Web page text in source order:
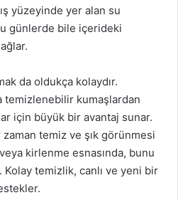
yüzeyinde yer alan su
günlerde bile içerideki
da oldukça kolaydır.
temizlenebilir kumaşlardan
için büyük bir avantaj sunar.
zaman temiz ve şık görünmesi
kirlenme esnasında, bunu
temizlik, canlı ve yeni bir